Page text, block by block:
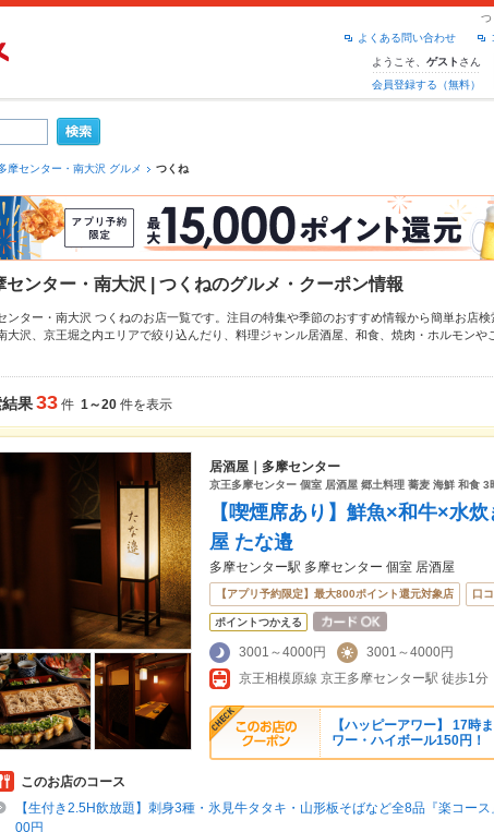
つ
よくある問い合わせ
ようこそ、 ゲスト さん
会員登録する（無料）
摩センター・南大沢 グルメ つくね
センター・南大沢 | つくねのグルメ・クーポン情報
ンター・南大沢 つくねのお店一覧です。注目の特集や季節のおすすめ情報から簡単お店
大沢 京王堀之内エリアで絞り込んだり、料理ジャンル居酒屋 和食 焼肉・ホルモンや
しができます。ホットペッパーグルメなら、お得なクーポンはもちろん、とっておきの
果33 件 1～20 件を表示
居酒屋｜多摩センター
京王多摩センター 個室 居酒屋 郷土料理 蕎麦 海鮮 和食 3
【喫煙席あり】鮮魚×和牛×水
屋 たな邉
多摩センター駅 多摩センター 個室 居酒屋
【アプリ予約限定】最大800ポイント還元対象店 口
ポイントつかえる
3001～4000円
3001～4000円
京王相模原線 京王多摩センター駅 徒歩1分
【ハッピーアワー】 17時
ワー・ハイボール150円！
このお店のコース
【生付き2.5H飲放題】刺身3種・氷見牛タタキ・山形板そばなど全8品『楽コー
00円